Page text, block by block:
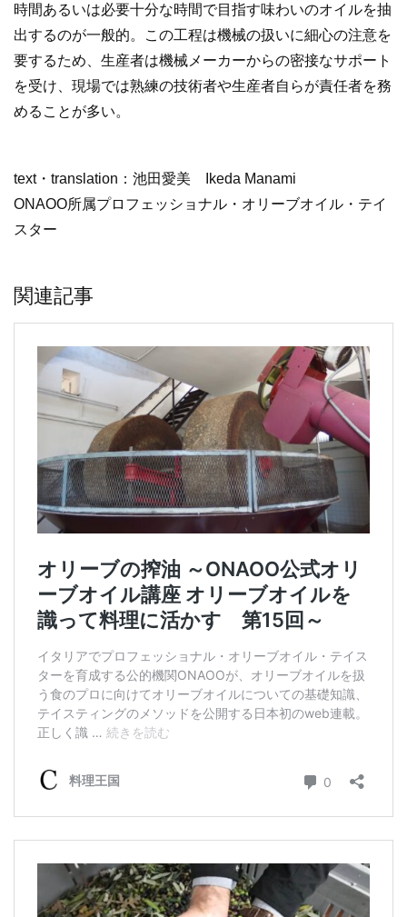
時間あるいは必要十分な時間で目指す味わいのオイルを抽
出するのが一般的。この工程は機械の扱いに細心の注意を
要するため、生産者は機械メーカーからの密接なサポート
を受け、現場では熟練の技術者や生産者自らが責任者を務
めることが多い。
text・translation：池田愛美 Ikeda Manami
ONAOO所属プロフェッショナル・オリーブオイル・テイ
スター
関連記事